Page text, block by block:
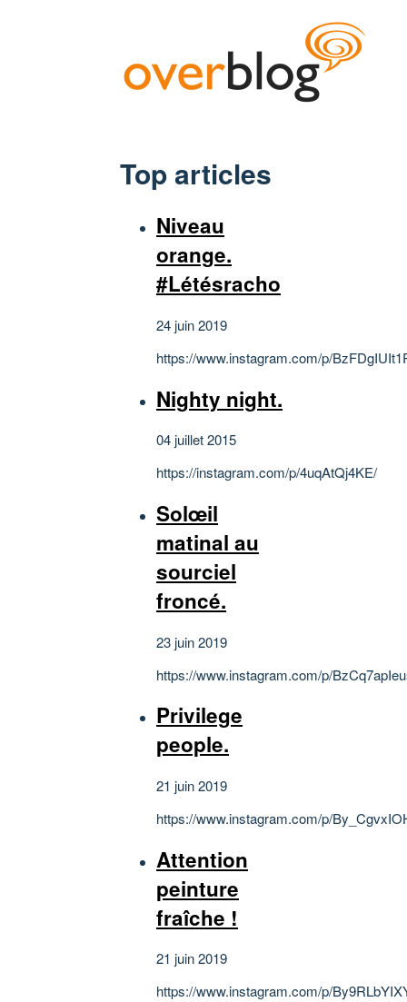
Top articles
Niveau
orange.
#Létésracho
24 juin 2019
https://www.instagram.com/p/
Nighty night.
04 juillet 2015
https://instagram.com/p/4uqAtQj4KE/
Solœil
matinal au
sourciel
froncé.
23 juin 2019
https://www.instagram.com/p/
Privilege
people.
21 juin 2019
https://www.instagram.com/p/
Attention
peinture
fraîche !
21 juin 2019
https://www.instagram.com/p/